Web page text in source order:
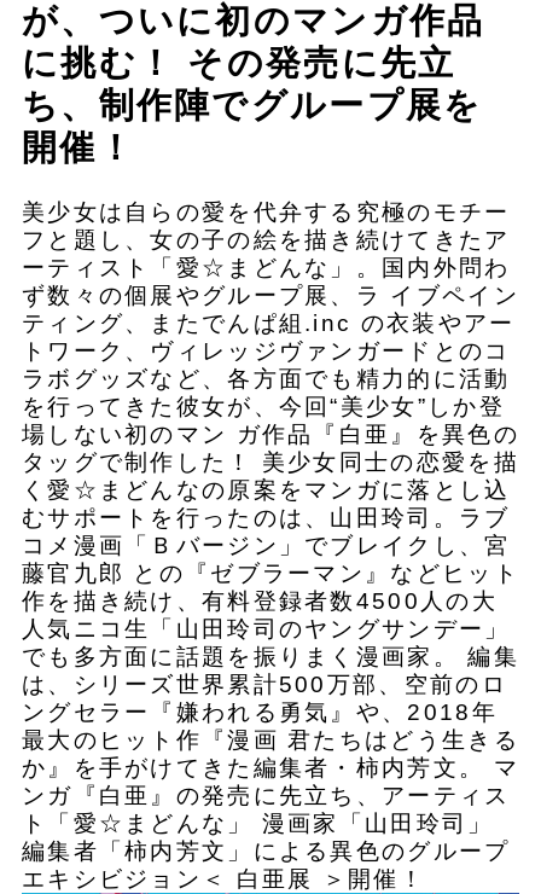
が、ついに初のマンガ作品
に挑む！ その発売に先立
ち、制作陣でグループ展を
開催！
美少女は自らの愛を代弁する究極のモチー
フと題し、女の子の絵を描き続けてきたア
ーティスト「愛☆まどんな」。国内外問わ
ず数々の個展やグループ展、ラ イブペイン
ティング、またでんぱ組.inc の衣装やアー
トワーク、ヴィレッジヴァンガードとのコ
ラボグッズなど、各方面でも精力的に活動
を行ってきた彼女が、今回“美少女”しか登
場しない初のマン ガ作品『白亜』を異色の
タッグで制作した！ 美少女同士の恋愛を描
く愛☆まどんなの原案をマンガに落とし込
むサポートを行ったのは、山田玲司。ラブ
コメ漫画「Ｂバージン」でブレイクし、宮
藤官九郎 との『ゼブラーマン』などヒット
作を描き続け、有料登録者数4500人の大
人気ニコ生「山田玲司のヤングサンデー」
でも多方面に話題を振りまく漫画家。 編集
は、シリーズ世界累計500万部、空前のロ
ングセラー『嫌われる勇気』や、2018年
最大のヒット作『漫画 君たちはどう生きる
か』を手がけてきた編集者・柿内芳文。 マ
ンガ『白亜』の発売に先立ち、アーティス
ト「愛☆まどんな」 漫画家「山田玲司」
編集者「柿内芳文」による異色のグループ
エキシビジョン＜ 白亜展 ＞開催！